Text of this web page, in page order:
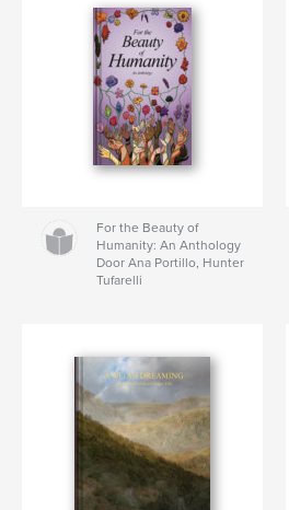
For the Beauty of
Humanity: An Anthology
Door Ana Portillo, Hunter
Tufarelli